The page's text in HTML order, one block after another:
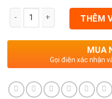
THÊM
MUA
Gọi điện xác nhận